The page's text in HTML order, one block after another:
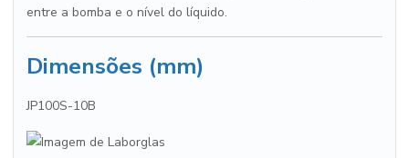
entre a bomba e o nível do líquido.
Dimensões (mm)
JP100S-10B